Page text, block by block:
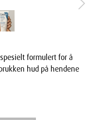
formulert for å
hud på hendene